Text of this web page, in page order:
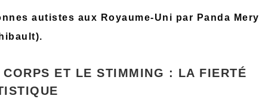
autistes aux Royaume-Uni par Panda Mery
ET LE STIMMING : LA FIERTÉ